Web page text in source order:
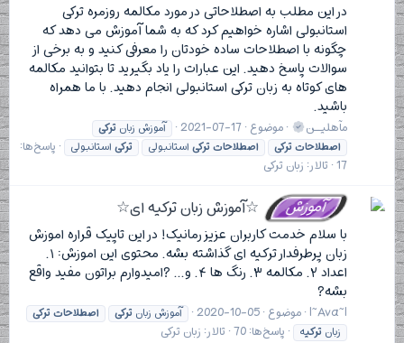
در این مطلب به اصطلاحاتی در مورد مکالمه روزمره ترکی
استانبولی اشاره خواهیم کرد که به شما آموزش می دهد که
چگونه با اصطلاحات ساده خودتان را معرفی کنید و به برخی از
سوالات پاسخ دهید. این عبارات را یاد بگیرید تا بتوانید مکالمه
های کوتاه به زبان ترکی استانبولی انجام دهید. با ما همراه
باشید.
مآهلیــن موضوع 2021-07-17 آموزش زبان ترکی
اصطلاحات ترکی اصطلاحات ترکی استانبولی ترکی استانبولی
پاسخ‌ها:
17 تالار: زبان ترکی
آموزش ☆آموزش زبان ترکیه ای☆
با سلام خدمت کاربران عزیز رمانیک! در این تاپیک قراره اموزش
زبان پرطرفدار ترکیه ای گذاشته بشه. محتوی این اموزش: ۱.
اعداد ۲. مکالمه ۳. رنگ ها ۴. و... ?امیدوارم براتون مفید واقع
بشه?
|~Ava~| موضوع 2020-10-05 آموزش زبان ترکی اصطلاحات ترکی
زبان ترکیه پاسخ‌ها: 70 تالار: زبان ترکی